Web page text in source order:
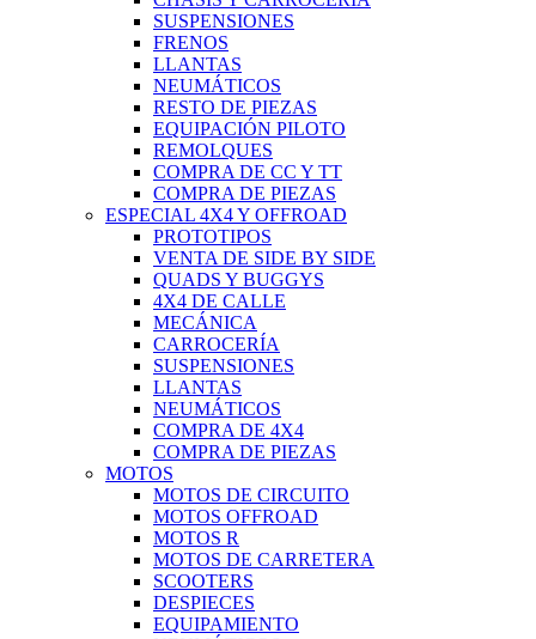
SUSPENSIONES
FRENOS
LLANTAS
NEUMÁTICOS
RESTO DE PIEZAS
EQUIPACIÓN PILOTO
REMOLQUES
COMPRA DE CC Y TT
COMPRA DE PIEZAS
ESPECIAL 4X4 Y OFFROAD
PROTOTIPOS
VENTA DE SIDE BY SIDE
QUADS Y BUGGYS
4X4 DE CALLE
MECÁNICA
CARROCERÍA
SUSPENSIONES
LLANTAS
NEUMÁTICOS
COMPRA DE 4X4
COMPRA DE PIEZAS
MOTOS
MOTOS DE CIRCUITO
MOTOS OFFROAD
MOTOS R
MOTOS DE CARRETERA
SCOOTERS
DESPIECES
EQUIPAMIENTO